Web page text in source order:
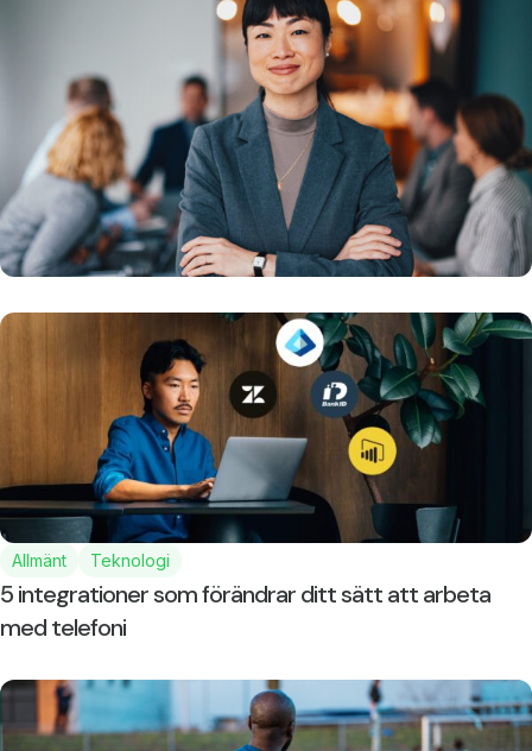
Allmänt Teknologi
5 integrationer som förändrar ditt sätt att arbeta
med telefoni